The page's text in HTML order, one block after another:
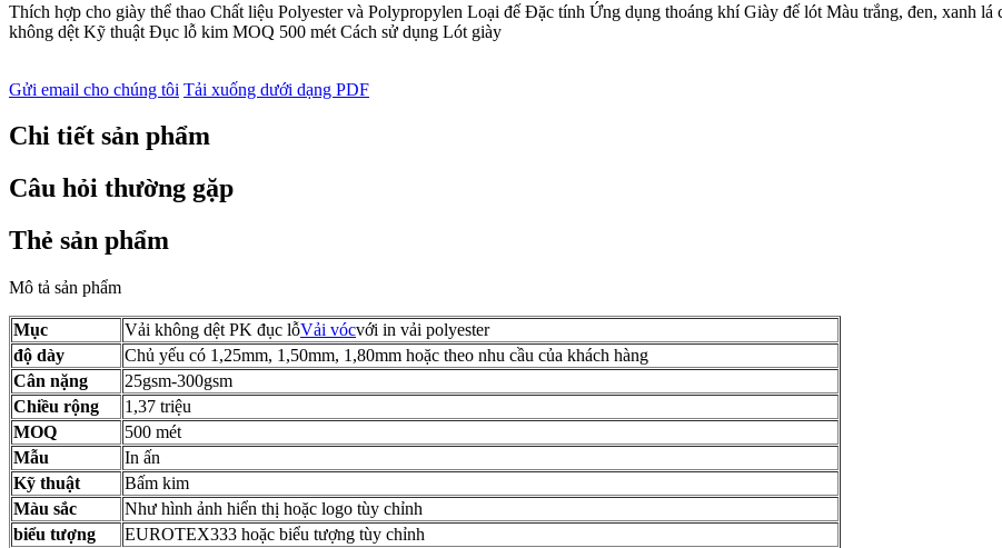
Thích hợp cho giày thể thao Chất liệu Polyester và Polypropylen Loại đế Đặc tính Ứng dụng thoáng khí Giày đế lót Màu trắng, đen, xanh
không dệt Kỹ thuật Đục lỗ kim MOQ 500 mét Cách sử dụng Lót giày
Gửi email cho chúng tôi Tải xuống dưới dạng PDF
Chi tiết sản phẩm
Câu hỏi thường gặp
Thẻ sản phẩm
Mô tả sản phẩm
Mục Vải không dệt PK đục lỗVải vócvới in vải polyester
độ dày
Chủ yếu có 1,25mm, 1,50mm, 1,80mm hoặc theo nhu cầu của khách hàng
Cân nặng
25gsm-300gsm
Chiều rộng
1,37 triệu
MOQ
500 mét
Mẫu
In ấn
Kỹ thuật
Bấm kim
Màu sắc
Như hình ảnh hiển thị hoặc logo tùy chỉnh
biểu tượng
EUROTEX333 hoặc biểu tượng tùy chỉnh